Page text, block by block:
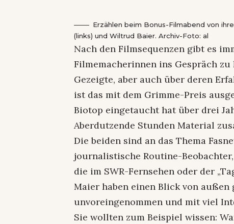
Erzählen beim Bonus-Filmabend von
(links) und Wiltrud Baier. Archiv-Foto: al
Nach den Filmsequenzen gibt es
Filmemacherinnen ins Gespräch
Gezeigte, aber auch über deren
ist das mit dem Grimme-Preis
Biotop eingetaucht hat über drei
Aberdutzende Stunden Material
Die beiden sind an das Thema
journalistische Routine-
die im SWR-Fernsehen oder der
Maier haben einen Blick von außen
unvoreingenommen und mit viel
Sie wollten zum Beispiel wissen: